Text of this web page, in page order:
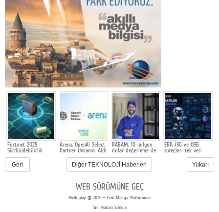
Fortinet 2025
Sürdürülebilirlik
Raporunu açıkladı
Arena, OpenAI Select
Partner Unvanını Aldı
RABAM, 10 milyon
dolar değerleme ile
500 bin dolarlık
yatırım aldı
ERP, İSG ve OSB
süreçleri tek veri
yapısında buluşuyor
Geri Diğer TEKNOLOJİ Haberleri Yukarı
WEB SÜRÜMÜNE GEÇ
Medyaloji © 2026 - Yeni Medya Platformları
Tüm Hakları Saklıdır